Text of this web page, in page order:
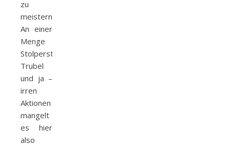
zu
meistern.
An einer
Menge
Stolpersteine,
Trubel
und ja –
irren
Aktionen
mangelt
es hier
also